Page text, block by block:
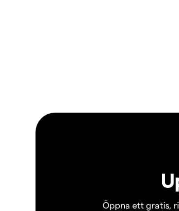
Öppna ett gratis,